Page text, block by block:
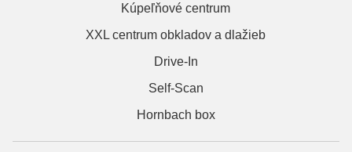
Kúpeľňové centrum
XXL centrum obkladov a dlažieb
Drive-In
Self-Scan
Hornbach box